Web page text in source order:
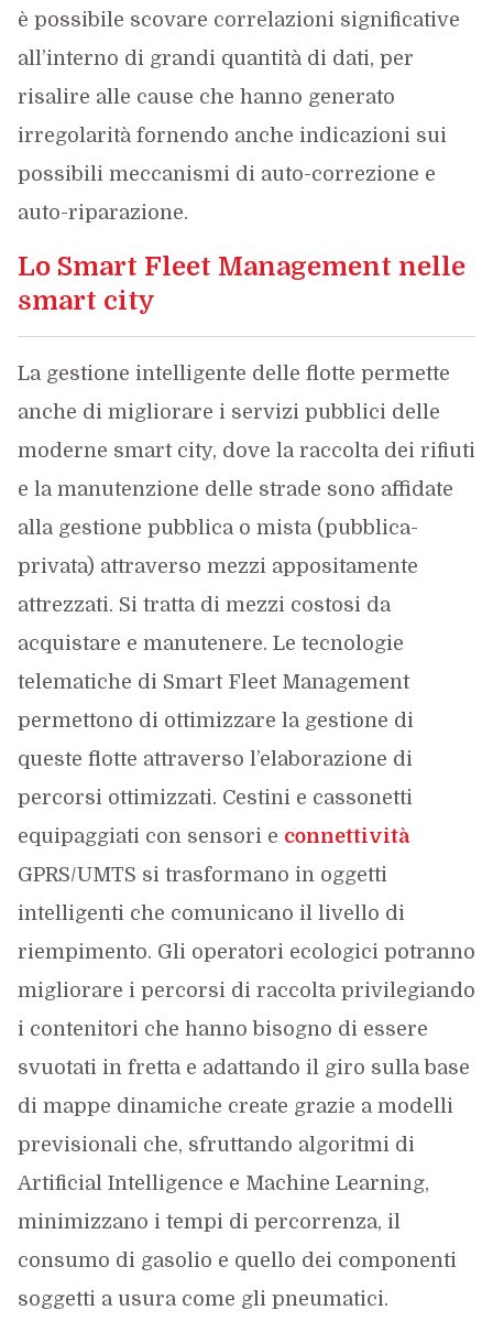
è possibile scovare correlazioni significative
all’interno di grandi quantità di dati, per
risalire alle cause che hanno generato
irregolarità fornendo anche indicazioni sui
possibili meccanismi di auto-correzione e
auto-riparazione.
Lo Smart Fleet Management nelle
smart city
La gestione intelligente delle flotte permette
anche di migliorare i servizi pubblici delle
moderne smart city, dove la raccolta dei rifiuti
e la manutenzione delle strade sono affidate
alla gestione pubblica o mista (pubblica-
privata) attraverso mezzi appositamente
attrezzati. Si tratta di mezzi costosi da
acquistare e manutenere. Le tecnologie
telematiche di Smart Fleet Management
permettono di ottimizzare la gestione di
queste flotte attraverso l’elaborazione di
percorsi ottimizzati. Cestini e cassonetti
equipaggiati con sensori e connettività
GPRS/UMTS si trasformano in oggetti
intelligenti che comunicano il livello di
riempimento. Gli operatori ecologici potranno
migliorare i percorsi di raccolta privilegiando
i contenitori che hanno bisogno di essere
svuotati in fretta e adattando il giro sulla base
di mappe dinamiche create grazie a modelli
previsionali che, sfruttando algoritmi di
Artificial Intelligence e Machine Learning,
minimizzano i tempi di percorrenza, il
consumo di gasolio e quello dei componenti
soggetti a usura come gli pneumatici.